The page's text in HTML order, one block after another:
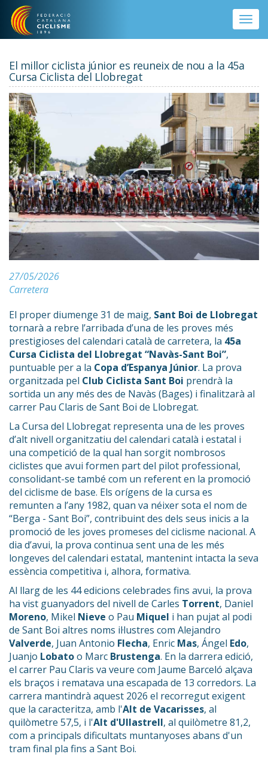
Vés al contingut
Toggle
El millor ciclista júnior es reuneix de nou a la 45a
Cursa Ciclista del Llobregat
27/05/2026
Carretera
El proper diumenge 31 de maig, Sant Boi de Llobregat
tornarà a rebre l’arribada d’una de les proves més
prestigioses del calendari català de carretera, la 45a
Cursa Ciclista del Llobregat “Navàs-Sant Boi”,
puntuable per a la Copa d’Espanya Júnior. La prova
organitzada pel Club Ciclista Sant Boi prendrà la
sortida un any més des de Navàs (Bages) i finalitzarà al
carrer Pau Claris de Sant Boi de Llobregat.
La Cursa del Llobregat representa una de les proves
d’alt nivell organitzatiu del calendari català i estatal i
una competició de la qual han sorgit nombrosos
ciclistes que avui formen part del pilot professional,
consolidant-se també com un referent en la promoció
del ciclisme de base. Els orígens de la cursa es
remunten a l’any 1982, quan va néixer sota el nom de
“Berga - Sant Boi”, contribuint des dels seus inicis a la
promoció de les joves promeses del ciclisme nacional. A
dia d’avui, la prova continua sent una de les més
longeves del calendari estatal, mantenint intacta la seva
essència competitiva i, alhora, formativa.
Al llarg de les 44 edicions celebrades fins avui, la prova
ha vist guanyadors del nivell de Carles Torrent, Daniel
Moreno, Mikel Nieve o Pau Miquel i han pujat al podi
de Sant Boi altres noms il·lustres com Alejandro
Valverde, Juan Antonio Flecha, Enric Mas, Ángel Edo,
Juanjo Lobatoo Marc Brustenga. En la darrera edició,
el carrer Pau Claris va veure com Jaume Barceló alçava
els braços i rematava una escapada de 13 corredors. La
carrera mantindrà aquest 2026 el recorregut exigent
que la caracteritza, amb l'Alt de Vacarisses, al
quilòmetre 57,5, i l'Alt d'Ullastrell, al quilòmetre 81,2,
com a principals dificultats muntanyoses abans d'un
tram final pla fins a Sant Boi.